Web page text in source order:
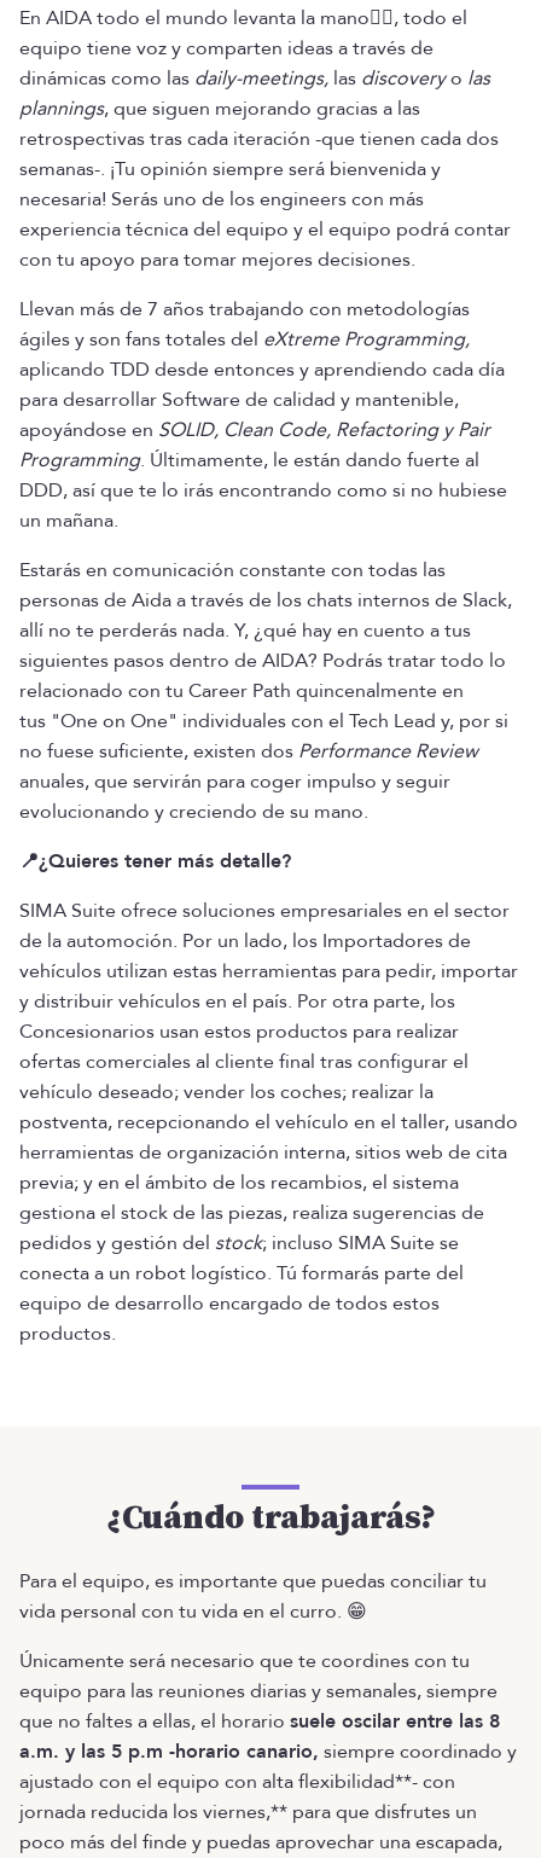
En AIDA todo el mundo levanta la mano✌🏼, todo el
equipo tiene voz y comparten ideas a través de
dinámicas como las daily-meetings, las discoveryo las
plannings, que siguen mejorando gracias a las
retrospectivas tras cada iteración -que tienen cada dos
semanas-. ¡Tu opinión siempre será bienvenida y
necesaria! Serás uno de los engineers con más
experiencia técnica del equipo y el equipo podrá contar
con tu apoyo para tomar mejores decisiones.
Llevan más de 7 años trabajando con metodologías
ágiles y son fans totales del eXtreme Programming,
aplicando TDD desde entonces y aprendiendo cada día
para desarrollar Software de calidad y mantenible,
apoyándose en SOLID, Clean Code, Refactoring y Pair
Programming. Últimamente, le están dando fuerte al
DDD, así que te lo irás encontrando como si no hubiese
un mañana.
Estarás en comunicación constante con todas las
personas de Aida a través de los chats internos de Slack,
allí no te perderás nada. Y, ¿qué hay en cuento a tus
siguientes pasos dentro de AIDA? Podrás tratar todo lo
relacionado con tu Career Path quincenalmente en
tus "One on One" individuales con el Tech Lead y, por si
no fuese suficiente, existen dos Performance Review
anuales, que servirán para coger impulso y seguir
evolucionando y creciendo de su mano.
📍¿Quieres tener más detalle?
SIMA Suite ofrece soluciones empresariales en el sector
de la automoción. Por un lado, los Importadores de
vehículos utilizan estas herramientas para pedir, importar
y distribuir vehículos en el país. Por otra parte, los
Concesionarios usan estos productos para realizar
ofertas comerciales al cliente final tras configurar el
vehículo deseado; vender los coches; realizar la
postventa, recepcionando el vehículo en el taller, usando
herramientas de organización interna, sitios web de cita
previa; y en el ámbito de los recambios, el sistema
gestiona el stock de las piezas, realiza sugerencias de
pedidos y gestión del stock; incluso SIMA Suite se
conecta a un robot logístico. Tú formarás parte del
equipo de desarrollo encargado de todos estos
productos.
¿Cuándo trabajarás?
Para el equipo, es importante que puedas conciliar tu
vida personal con tu vida en el curro. 😁
Únicamente será necesario que te coordines con tu
equipo para las reuniones diarias y semanales, siempre
que no faltes a ellas, el horario suele oscilar entre las 8
a.m. y las 5 p.m -horario canario, siempre coordinado y
ajustado con el equipo con alta flexibilidad**- con
jornada reducida los viernes,** para que disfrutes un
poco más del finde y puedas aprovechar una escapada,